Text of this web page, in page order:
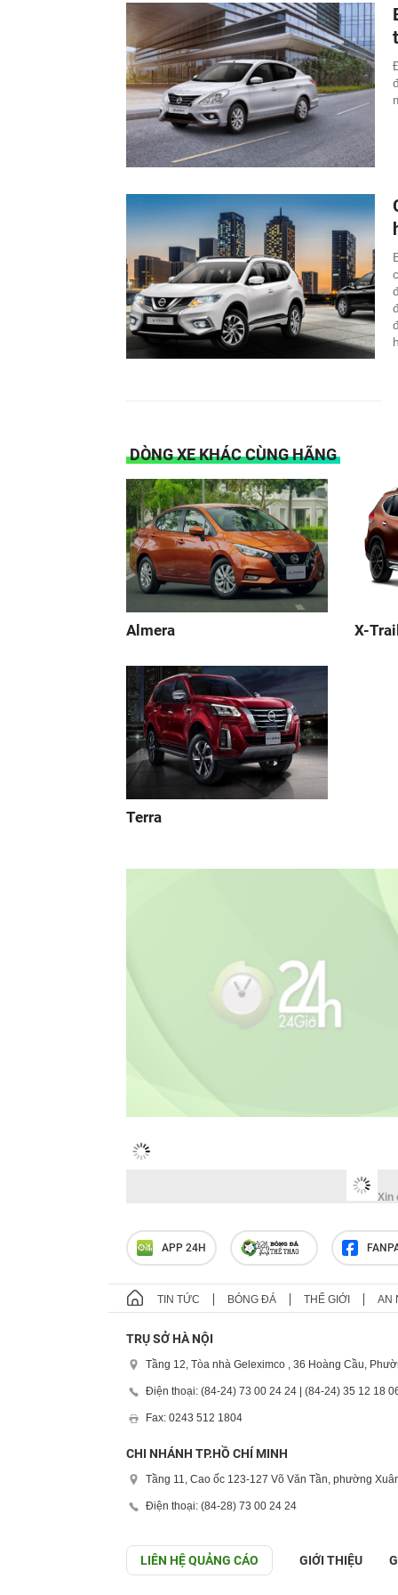
DÒNG XE KHÁC CÙNG HÃNG
Almera X-
Terra
Xin
APP 24H
TIN TỨC BÓNG ĐÁ THẾ GIỚI AN
TRỤ SỞ HÀ NỘI
Tầng 12, Tòa nhà Geleximco , 36 Hoàng Cầu,
Điện thoại: (84-24) 73 00 24 24 | (84-24) 35 12 18
Fax: 0243 512 1804
CHI NHÁNH TP.HỒ CHÍ MINH
Tầng 11, Cao ốc 123-127 Võ Văn Tần, phường
Điện thoại: (84-28) 73 00 24 24
LIÊN HỆ QUẢNG CÁO GIỚI THIỆU